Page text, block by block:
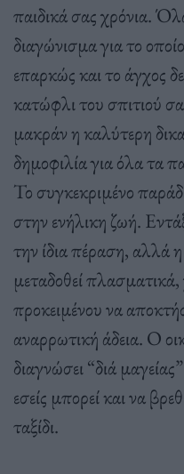
παιδικά σας χρόνια.
διαγώνισμα για το
επαρκώς και το άγχος
κατώφλι του σπιτιού
μακράν η καλύτερη
δημοφιλία για όλα τα
Το συγκεκριμένο
στην ενήλικη ζωή.
την ίδια πέραση, αλλά
μεταδοθεί
προκειμένου να
αναρρωτική άδεια. Ο
διαγνώσει “διά
εσείς μπορεί και να
ταξίδι.